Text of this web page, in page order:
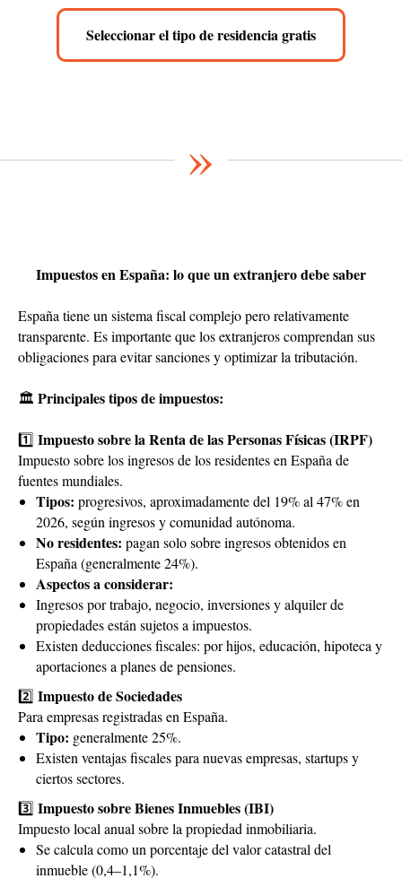
Seleccionar el tipo de residencia gratis
»
Impuestos en España: lo que un extranjero debe saber
España tiene un sistema fiscal complejo pero relativamente
transparente. Es importante que los extranjeros comprendan sus
obligaciones para evitar sanciones y optimizar la tributación.
🏛 Principales tipos de impuestos:
1️⃣ Impuesto sobre la Renta de las Personas Físicas (IRPF)
Impuesto sobre los ingresos de los residentes en España de
fuentes mundiales.
Tipos: progresivos, aproximadamente del 19% al 47% en
2026, según ingresos y comunidad autónoma.
No residentes: pagan solo sobre ingresos obtenidos en
España (generalmente 24%).
Aspectos a considerar:
Ingresos por trabajo, negocio, inversiones y alquiler de
propiedades están sujetos a impuestos.
Existen deducciones fiscales: por hijos, educación, hipoteca y
aportaciones a planes de pensiones.
2️⃣ Impuesto de Sociedades
Para empresas registradas en España.
Tipo: generalmente 25%.
Existen ventajas fiscales para nuevas empresas, startups y
ciertos sectores.
3️⃣ Impuesto sobre Bienes Inmuebles (IBI)
Impuesto local anual sobre la propiedad inmobiliaria.
Se calcula como un porcentaje del valor catastral del
inmueble (0,4–1,1%).